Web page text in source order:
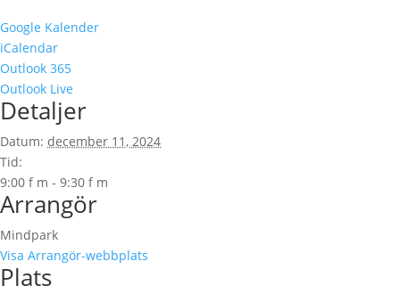
Google Kalender
iCalendar
Outlook 365
Outlook Live
Detaljer
Datum: december 11, 2024
Tid:
9:00 f m - 9:30 f m
Arrangör
Mindpark
Visa Arrangör-webbplats
Plats